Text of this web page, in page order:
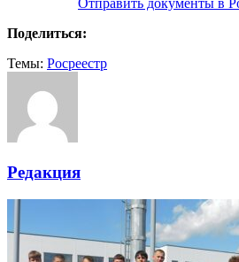
Отправить документы в
Поделиться:
Темы: Росреестр
Редакция